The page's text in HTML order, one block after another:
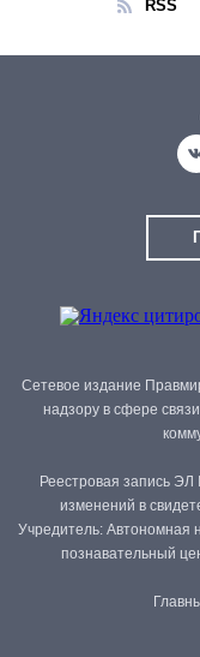
RSS
Сетевое издание
надзору в сфере
Реестровая запись
изменений в
Учредитель: Автономная
познавательный